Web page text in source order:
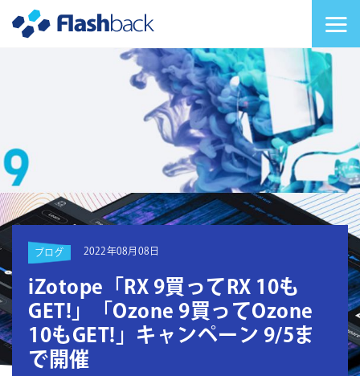
ブログ 2022年08月08日
iZotope「RX 9買ってRX 10も
GET!」「Ozone 9買ってOzone
10もGET!」キャンペーン 9/5ま
で開催